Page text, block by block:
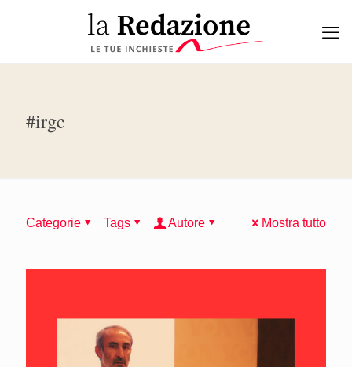
#irgc
Categorie Tags Autore Mostra tutto